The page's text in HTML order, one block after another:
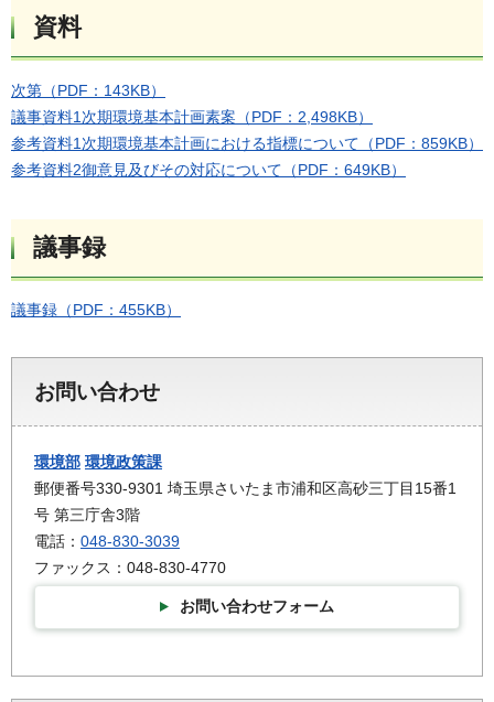
資料
次第（PDF：143KB）
議事資料1次期環境基本計画素案（PDF：2,498KB）
参考資料1次期環境基本計画における指標について（PDF：859KB）
参考資料2御意見及びその対応について（PDF：649KB）
議事録
議事録（PDF：455KB）
お問い合わせ
環境部 環境政策課
郵便番号330-9301 埼玉県さいたま市浦和区高砂三丁目15番1
号 第三庁舎3階
電話： 048-830-3039
ファックス：048-830-4770
お問い合わせフォーム